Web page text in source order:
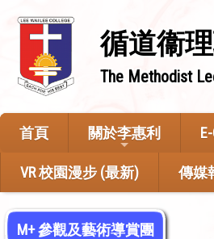
循道衞
The Methodist
首頁 關於李惠利
VR 校園漫步 (最新) 傳媒
M+ 參觀及藝術導賞團